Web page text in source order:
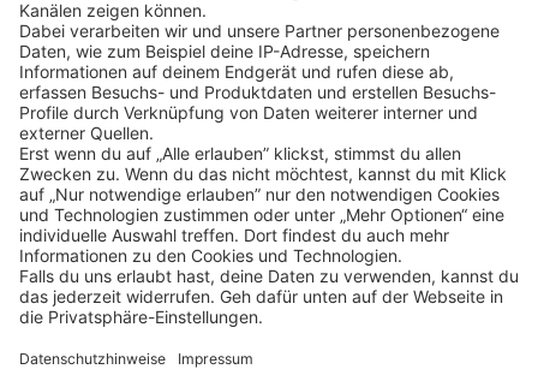
Klickehier, um alle offenen Jobs zu sehen.
Impressum Datenschutz
Privatsphäre-Einstellungen
FAQ
Veranstaltungen
Sitemap